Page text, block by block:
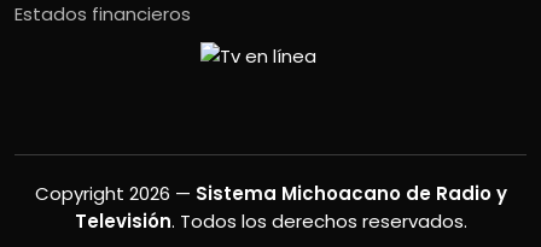
Estados financieros
Copyright 2026 — Sistema Michoacano de Radio y
Televisión. Todos los derechos reservados.